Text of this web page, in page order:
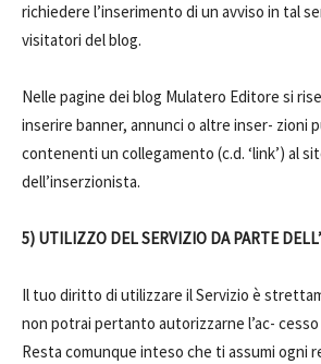
richiedere l’inserimento di un avviso in tal
visitatori del blog.
Nelle pagine dei blog Mulatero Editore si
inserire banner, annunci o altre inser- zioni
contenenti un collegamento (c.d. ‘link’) al
dell’inserzionista.
5) UTILIZZO DEL SERVIZIO DA PARTE
Il tuo diritto di utilizzare il Servizio è
non potrai pertanto autorizzarne l’ac-
Resta comunque inteso che ti assumi ogni